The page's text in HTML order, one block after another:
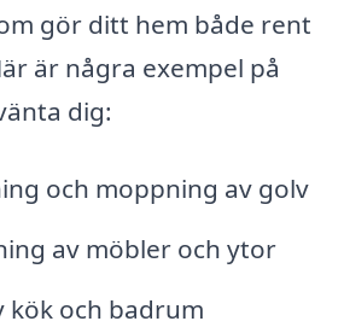
gör ditt hem både rent
är några exempel på
dig:
och moppning av golv
av möbler och ytor
kök och badrum